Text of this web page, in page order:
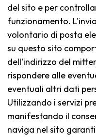
del sito e per
funzionamento.
volontario di posta
su questo sito
dell'indirizzo del
rispondere alle
eventuali altri dati
Utilizzando i servizi
manifestando il
naviga nel sito